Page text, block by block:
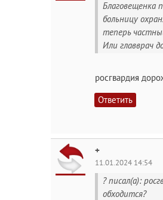
Благовещенка
больницу
теперь
Или главврач
росгвардия
Ответить
+
11.01.2024 14:54
? писал(а):
обходится?